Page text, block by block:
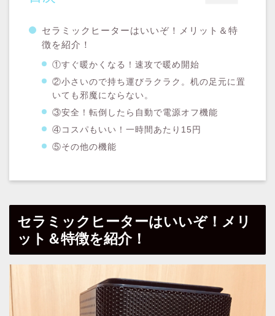
セラミックヒーターはいいぞ！メリット＆特
徴を紹介！
①すぐ暖かくなる！速攻で暖め開始
②小さいので持ち運びラクラク。机の足元に置
いても邪魔にならない。
③安全！転倒したら自動で電源オフ機能
④コスパもいい！一時間あたり15円
⑤その他の機能
セラミックヒーターはいいぞ！メリ
ット＆特徴を紹介！